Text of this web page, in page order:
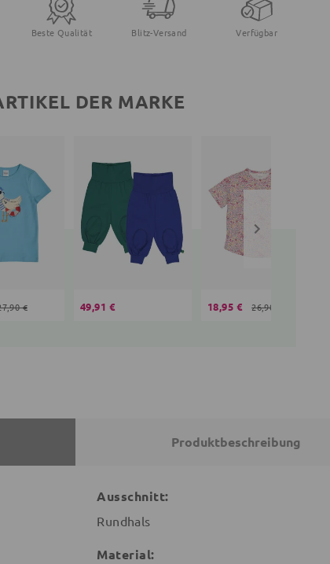
Beste Qualität Blitz-Versand Verfügbar
DER MARKE
€ 49,91 € 18,95 € 26,90 €
Produktbeschreibung
Ausschnitt:
Rundhals
Material: